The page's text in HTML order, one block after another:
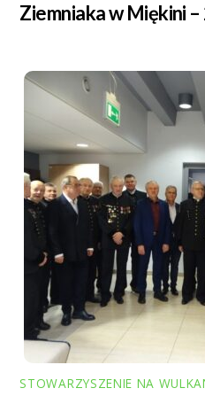
Ziemniaka w Miękini
STOWARZYSZENIE NA